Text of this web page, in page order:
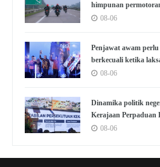
himpunan
– Pakar
08-06
Penjawat awam
berkecuali ketika
08-06
Dinamika politik
Kerajaan Perpaduan
08-06